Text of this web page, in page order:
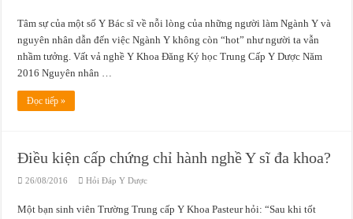
Tâm sự của một số Y Bác sĩ về nỗi lòng của những người làm Ngành Y và
nguyên nhân dẫn đến việc Ngành Y không còn “hot” như người ta vẫn
nhầm tưởng. Vất vả nghề Y Khoa Đăng Ký học Trung Cấp Y Dược Năm
2016 Nguyên nhân …
Đọc tiếp »
Điều kiện cấp chứng chỉ hành nghề Y sĩ đa khoa?
26/08/2016 Hỏi Đáp Y Dược
Một bạn sinh viên Trường Trung cấp Y Khoa Pasteur hỏi: “Sau khi tốt